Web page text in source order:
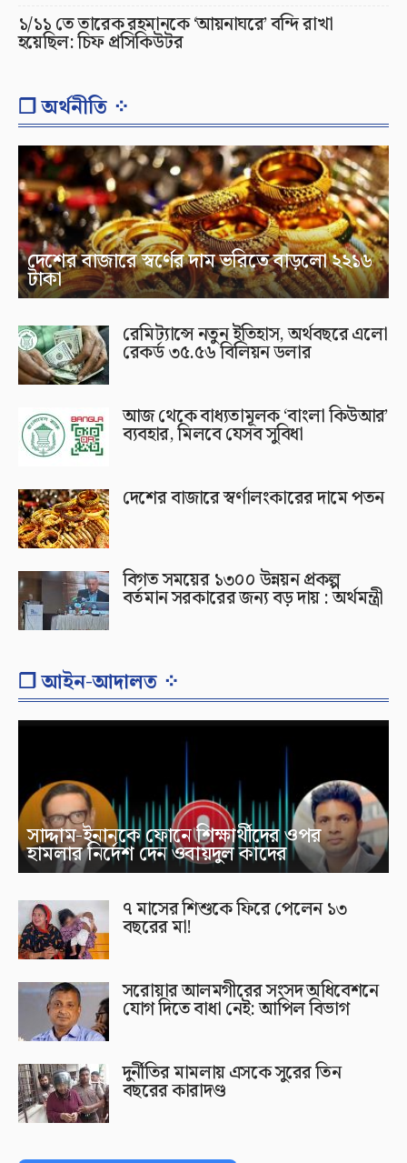
১/১১ তে তারেক রহমানকে ‘আয়নাঘরে’ বন্দি রাখা
হয়েছিল: চিফ প্রসিকিউটর
❐ অর্থনীতি ⁘
দেশের বাজারে স্বর্ণের দাম ভরিতে বাড়লো ২২১৬
টাকা
রেমিট্যান্সে নতুন ইতিহাস, অর্থবছরে এলো
রেকর্ড ৩৫.৫৬ বিলিয়ন ডলার
আজ থেকে বাধ্যতামূলক ‘বাংলা কিউআর’
ব্যবহার, মিলবে যেসব সুবিধা
দেশের বাজারে স্বর্ণালংকারের দামে পতন
বিগত সময়ের ১৩০০ উন্নয়ন প্রকল্প
বর্তমান সরকারের জন্য বড় দায় : অর্থমন্ত্রী
❐ আইন-আদালত ⁘
সাদ্দাম-ইনানকে ফোনে শিক্ষার্থীদের ওপর
হামলার নির্দেশ দেন ওবায়দুল কাদের
৭ মাসের শিশুকে ফিরে পেলেন ১৩
বছরের মা!
সরোয়ার আলমগীরের সংসদ অধিবেশনে
যোগ দিতে বাধা নেই: আপিল বিভাগ
দুর্নীতির মামলায় এসকে সুরের তিন
বছরের কারাদণ্ড